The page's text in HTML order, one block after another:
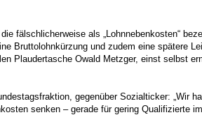
fälschlicherweise als „Lohnnebenkosten“
Bruttolohnkürzung und zudem eine spätere
Plaudertasche Owald Metzger, einst selbst
gegenüber Sozialticker: „Wir
senken – gerade für gering Qualifizierte